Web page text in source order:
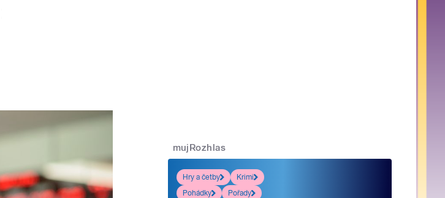
mujRozhlas
Hry a četby
Krimi
Pohádky
Pořady